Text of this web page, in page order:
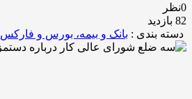
0نظر
82 بازدید
دسته بندی : بانک و بیمه، بورس و فارکس